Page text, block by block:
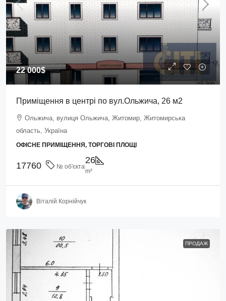
22 000$
Приміщення в центрі по вул.Ольжича, 26 м2
Ольжича, вулиця Ольжича, Житомир, Житомирська
область, Україна
ОФІСНЕ ПРИМІЩЕННЯ, ТОРГОВІ ПЛОЩІ
17760 № об'єкта
26
m²
Віталій Корнійчук
ПРОДАЖ